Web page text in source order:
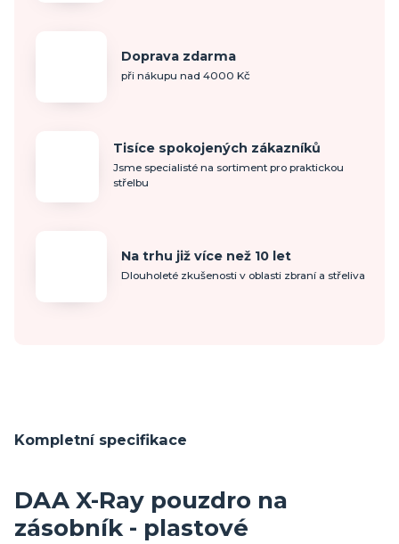
Doprava zdarma
při nákupu nad 4000 Kč
Tisíce spokojených zákazníků
Jsme specialisté na sortiment pro praktickou
střelbu
Na trhu již více než 10 let
Dlouholeté zkušenosti v oblasti zbraní a střeliva
Kompletní specifikace
DAA X-Ray pouzdro na
zásobník - plastové